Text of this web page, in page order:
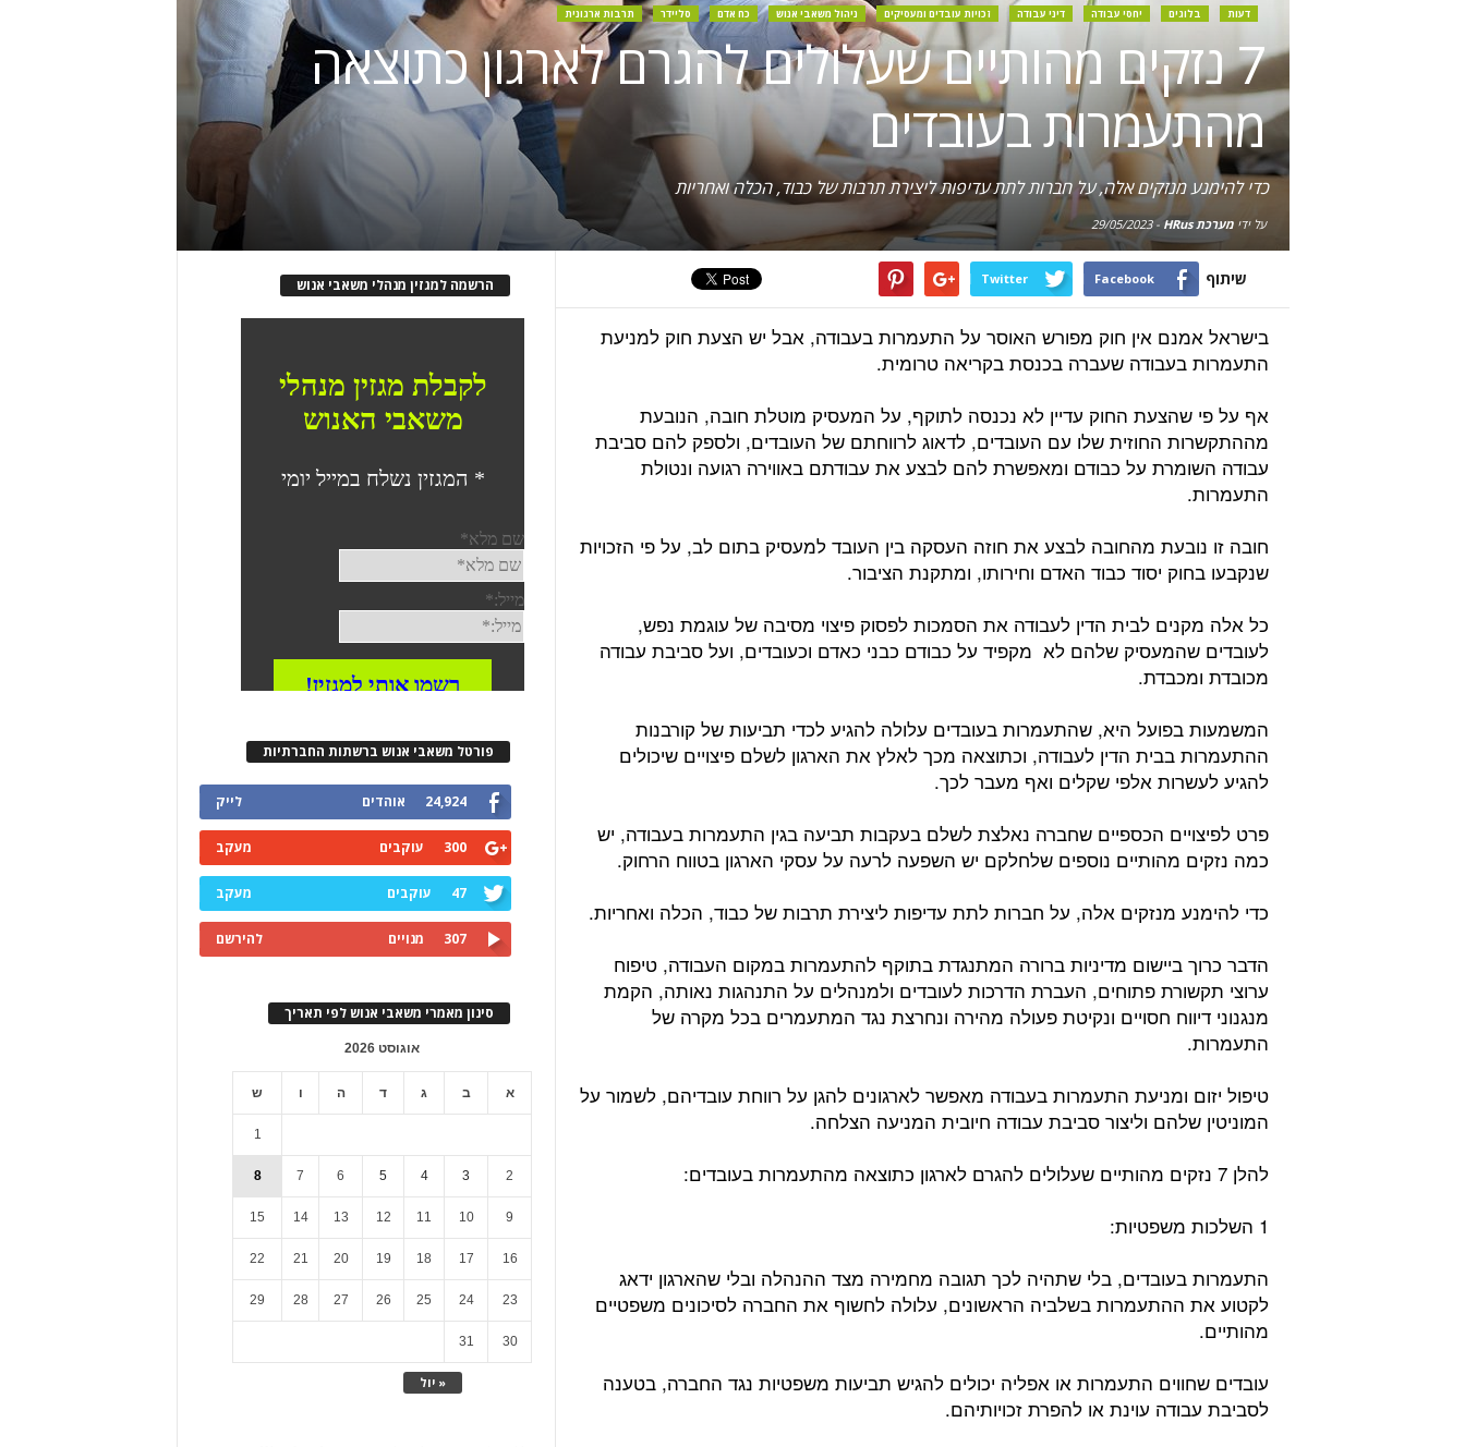
דעות בלוגים יחסי עבודה דיני עבודה זכויות עובדים ומעסיקים ניהול משאבי אנוש כח אדם סליידר תרבות ארגונית
7 נזקים מהותיים שעלולים להגרם לארגון כתוצאה
מהתעמרות בעובדים
כדי להימנע מנזקים אלה, על חברות לתת עדיפות ליצירת תרבות של כבוד, הכלה ואחריות
על ידימערכת HRus -
29/05/2023
שיתוף Facebook
Twitter
בישראל אמנם אין חוק מפורש האוסר על התעמרות בעבודה, אבל יש הצעת חוק למניעת
התעמרות בעבודה שעברה בכנסת בקריאה טרומית.
אף על פי שהצעת החוק עדיין לא נכנסה לתוקף, על המעסיק מוטלת חובה, הנובעת
מההתקשרות החוזית שלו עם העובדים, לדאוג לרווחתם של העובדים, ולספק להם סביבת
עבודה השומרת על כבודם ומאפשרת להם לבצע את עבודתם באווירה רגועה ונטולת
התעמרות.
חובה זו נובעת מהחובה לבצע את חוזה העסקה בין העובד למעסיק בתום לב, על פי הזכויות
שנקבעו בחוק יסוד כבוד האדם וחירותו, ומתקנת הציבור.
כל אלה מקנים לבית הדין לעבודה את הסמכות לפסוק פיצוי מסיבה של עוגמת נפש,
לעובדים שהמעסיק שלהם לא מקפיד על כבודם כבני כאדם וכעובדים, ועל סביבת עבודה
מכובדת ומכבדת.
המשמעות בפועל היא, שהתעמרות בעובדים עלולה להגיע לכדי תביעות של קורבנות
ההתעמרות בבית הדין לעבודה, וכתוצאה מכך לאלץ את הארגון לשלם פיצויים שיכולים
להגיע לעשרות אלפי שקלים ואף מעבר לכך.
פרט לפיצויים הכספיים שחברה נאלצת לשלם בעקבות תביעה בגין התעמרות בעבודה, יש
כמה נזקים מהותיים נוספים שלחלקם יש השפעה לרעה על עסקי הארגון בטווח הרחוק.
כדי להימנע מנזקים אלה, על חברות לתת עדיפות ליצירת תרבות של כבוד, הכלה ואחריות.
הדבר כרוך ביישום מדיניות ברורה המתנגדת בתוקף להתעמרות במקום העבודה, טיפוח
ערוצי תקשורת פתוחים, העברת הדרכות לעובדים ולמנהלים על התנהגות נאותה, הקמת
מנגנוני דיווח חסויים ונקיטת פעולה מהירה ונחרצת נגד המתעמרים בכל מקרה של
התעמרות.
טיפול יזום ומניעת התעמרות בעבודה מאפשר לארגונים להגן על רווחת עובדיהם, לשמור על
המוניטין שלהם וליצור סביבת עבודה חיובית המניעה הצלחה.
להלן 7 נזקים מהותיים שעלולים להגרם לארגון כתוצאה מהתעמרות בעובדים:
1 השלכות משפטיות:
התעמרות בעובדים, בלי שתהיה לכך תגובה מחמירה מצד ההנהלה ובלי שהארגון ידאג
לקטוע את ההתעמרות בשלביה הראשונים, עלולה לחשוף את החברה לסיכונים משפטיים
מהותיים.
עובדים שחווים התעמרות או אפליה יכולים להגיש תביעות משפטיות נגד החברה, בטענה
לסביבת עבודה עוינת או להפרת זכויותיהם.
הרשמה למגזין מנהלי משאבי אנוש
פורטל משאבי אנוש ברשתות החברתיות
24,924 אוהדים לייק
300 עוקבים מעקב
47 עוקבים מעקב
307 מנויים להירשם
סינון מאמרי משאבי אנוש לפי תאריך
אוגוסט 2026
א ב ג ד ה ו ש
« יול
1
2
3
4
5
6
7
8
9
10
11
12
13
14
15
16
17
18
19
20
21
22
23
24
25
26
27
28
29
30
31